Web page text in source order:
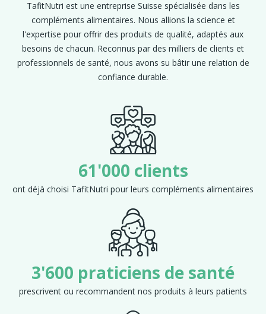
TafitNutri est une entreprise Suisse spécialisée dans les
compléments alimentaires. Nous allions la science et
l'expertise pour offrir des produits de qualité, adaptés aux
besoins de chacun. Reconnus par des milliers de clients et
professionnels de santé, nous avons su bâtir une relation de
confiance durable.
61'000 clients
ont déjà choisi TafitNutri pour leurs compléments alimentaires
3'600 praticiens de santé
prescrivent ou recommandent nos produits à leurs patients